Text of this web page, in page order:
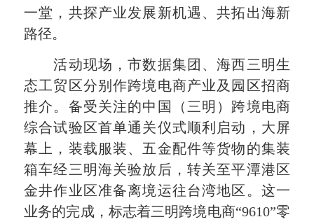
一堂，共探产业发展新机遇、共拓出海新
路径。
活动现场，市数据集团、海西三明生
态工贸区分别作跨境电商产业及园区招商
推介。备受关注的中国（三明）跨境电商
综合试验区首单通关仪式顺利启动，大屏
幕上，装载服装、五金配件等货物的集装
箱车经三明海关验放后，转关至平潭港区
金井作业区准备离境运往台湾地区。这一
业务的完成，标志着三明跨境电商“9610”零